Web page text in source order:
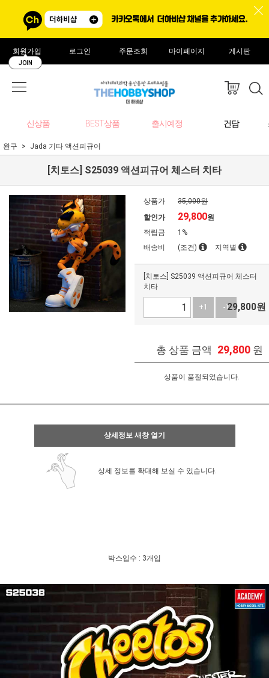
회원가입
JOIN
로그인 주문조회 마이페이지 게시판
신상품 BEST상품 출시예정 건담
완구 Jada 기타 액션피규어
[치토스] S25039 액션피규어 체스터 치타
상품가
35,000원
할인가
29,800원
적립금
1%
배송비
(조건) 지역별
[치토스] S25039 액션피규어 체스터
치타
+1 -129,800원
총 상품 금액 29,800 원
상품이 품절되었습니다.
상세정보 새창 열기
상세 정보를 확대해 보실 수 있습니다.
박스입수 : 3개입